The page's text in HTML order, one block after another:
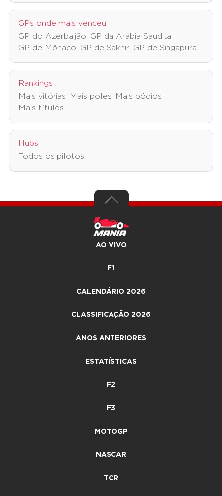
GPs onde mais venceu
GP do Azerbaijão
GP da Arábia Saudita
GP de Mônaco
GP de Sakhir GP de Singapura
Rankings
Mais vitórias
Mais poles
Mais pódios
Mais títulos
Hubs
Todos os pilotos
AO VIVO
F1
CALENDÁRIO 2026
CLASSIFICAÇÃO 2026
ANOS ANTERIORES
ESTATÍSTICAS
F2
F3
MOTOGP
NASCAR
TCR